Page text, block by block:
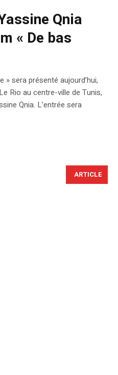
Qnia
« De bas
sera présenté aujourd’hui,
Rio au centre-ville de Tunis,
Qnia. L’entrée sera
ARTICLE